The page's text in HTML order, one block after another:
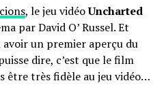
, le jeu vidéoUncharted
par David O’ Russel. Et
avoir un premier aperçu du
dire, c’est que le film
être très fidèle au jeu vidéo…